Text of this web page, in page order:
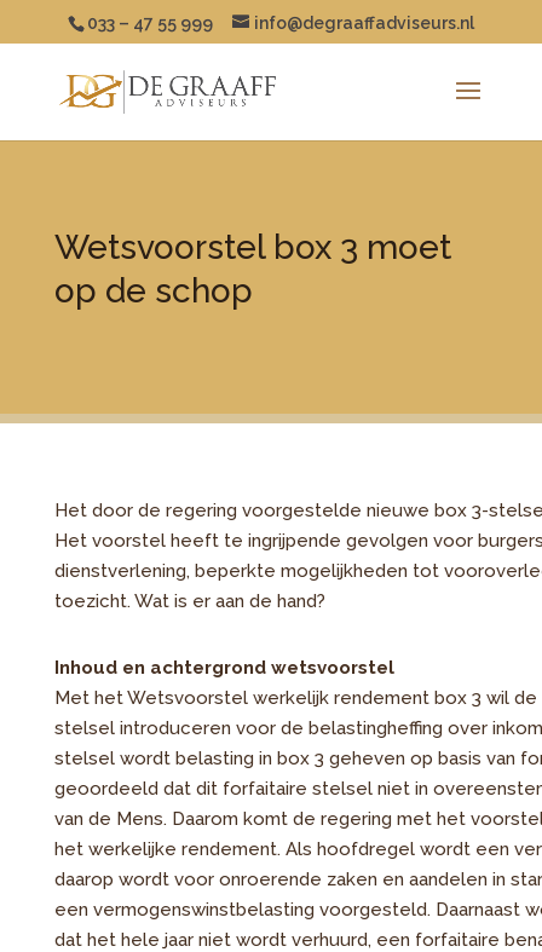
033 – 47 55 999 info@degraaffadviseurs.nl
Wetsvoorstel box 3 moet
op de schop
Het door de regering voorgestelde nieuwe box 3-
Het voorstel heeft te ingrijpende gevolgen voor
dienstverlening, beperkte mogelijkheden tot
toezicht. Wat is er aan de hand?
Inhoud en achtergrond wetsvoorstel
Met het Wetsvoorstel werkelijk rendement box 3 wil
stelsel introduceren voor de belastingheffing over
stelsel wordt belasting in box 3 geheven op basis van
geoordeeld dat dit forfaitaire stelsel niet in
van de Mens. Daarom komt de regering met het
het werkelijke rendement. Als hoofdregel wordt een
daarop wordt voor onroerende zaken en aandelen in
een vermogenswinstbelasting voorgesteld. Daarnaast
dat het hele jaar niet wordt verhuurd, een forfaitaire